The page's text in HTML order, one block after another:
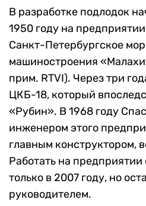
В разработке подлодок
1950 году на
Санкт-Петербургское
машиностроения
прим. RTVI). Через три
ЦКБ-18, который
«Рубин». В 1968 году
инженером этого
главным конструктором,
Работать на предприятии
только в 2007 году, но
руководителем.